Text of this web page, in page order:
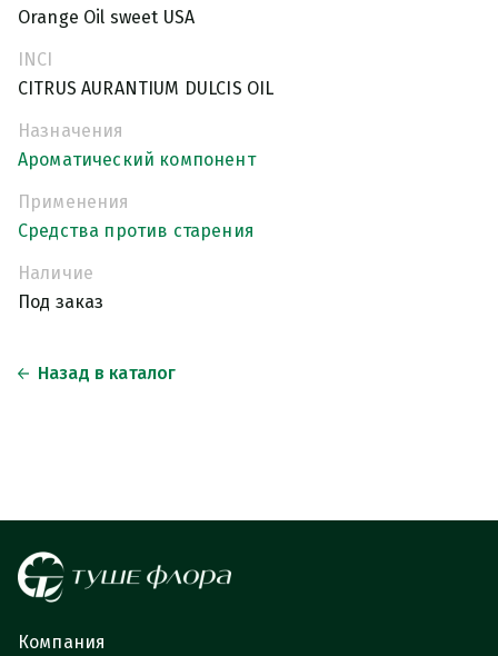
Orange Oil sweet USA
INCI
CITRUS AURANTIUM DULCIS OIL
Назначения
Ароматический компонент
Применения
Средства против старения
Наличие
Под заказ
Назад в каталог
Компания